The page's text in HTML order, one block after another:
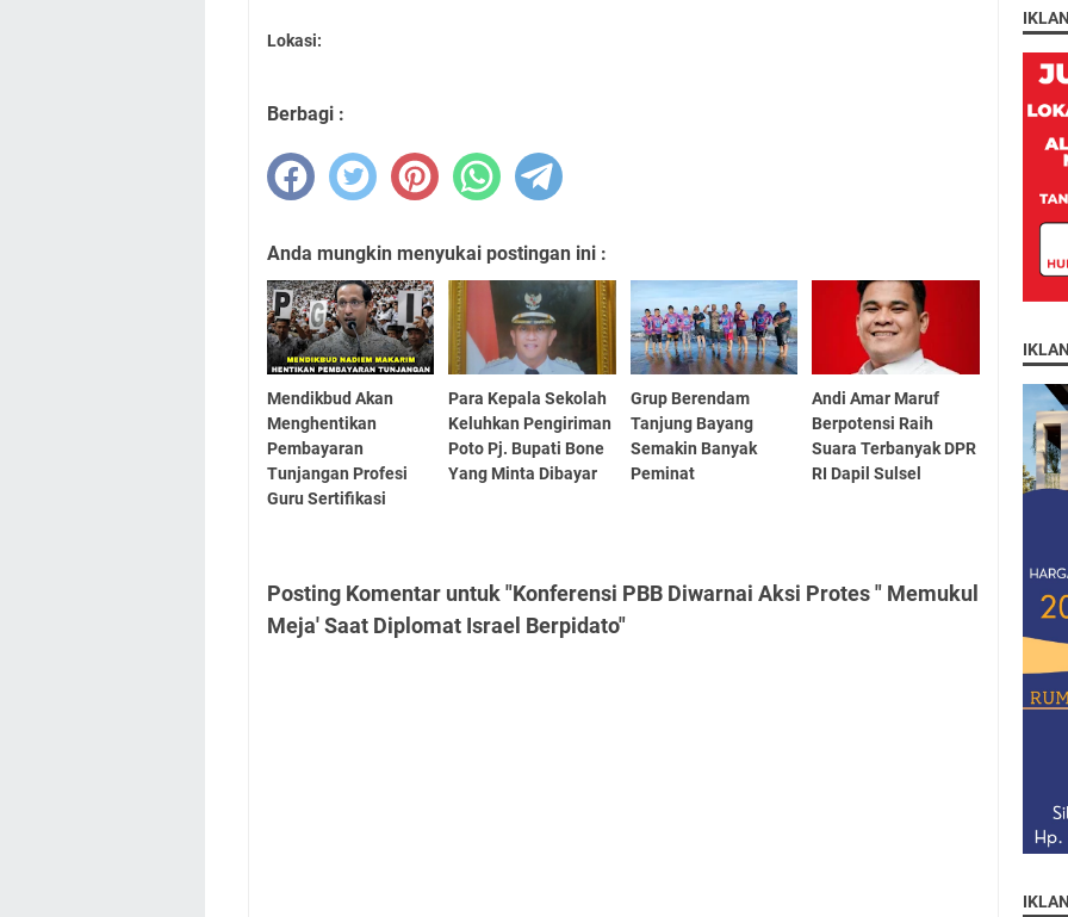
Lokasi:
Berbagi :
Anda mungkin menyukai postingan ini :
Mendikbud Akan
Menghentikan
Pembayaran
Tunjangan Profesi
Guru Sertifikasi
Para Kepala Sekolah
Keluhkan Pengiriman
Poto Pj. Bupati Bone
Yang Minta Dibayar
Grup Berendam
Tanjung Bayang
Semakin Banyak
Peminat
Andi Amar Maruf
Berpotensi Raih
Suara Terbanyak DPR
RI Dapil Sulsel
Posting Komentar untuk "Konferensi PBB Diwarnai Aksi Protes " Memukul
Meja' Saat Diplomat Israel Berpidato"